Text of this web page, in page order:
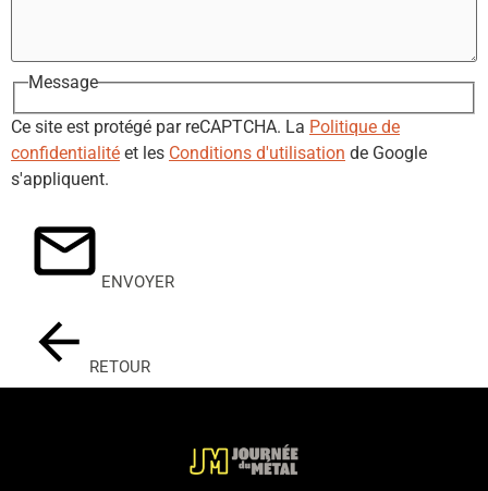
Message
Ce site est protégé par reCAPTCHA. La Politique de
confidentialité et les Conditions d'utilisation de Google
s'appliquent.
ENVOYER
RETOUR